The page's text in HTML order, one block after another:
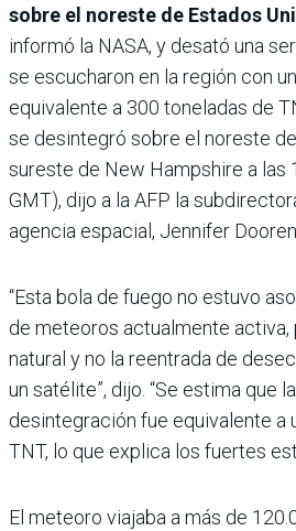
sobre el noreste de Estados
informó la NASA, y desató una
se escucharon en la región con
equivalente a 300 toneladas de
se desintegró sobre el noreste
sureste de New Hampshire a las
GMT), dijo a la AFP la
agencia espacial, Jennifer
“Esta bola de fuego no estuvo
de meteoros actualmente activa,
natural y no la reentrada de
un satélite”, dijo. “Se estima que
desintegración fue equivalente a
TNT, lo que explica los fuertes
El meteoro viajaba a más de